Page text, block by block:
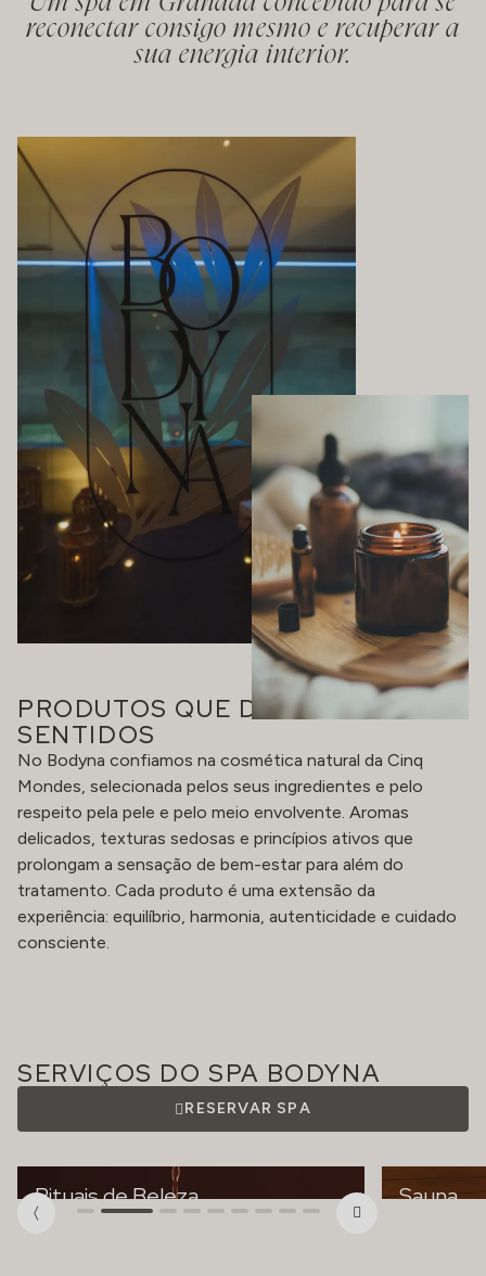
reconectar consigo mesmo e recuperar a
sua energia interior.
PRODUTOS QUE DESPERTAM OS
SENTIDOS
No Bodyna confiamos na cosmética natural da Cinq
Mondes, selecionada pelos seus ingredientes e pelo
respeito pela pele e pelo meio envolvente. Aromas
delicados, texturas sedosas e princípios ativos que
prolongam a sensação de bem-estar para além do
tratamento. Cada produto é uma extensão da
experiência: equilíbrio, harmonia, autenticidade e cuidado
consciente.
SERVIÇOS DO SPA BODYNA
RESERVAR SPA
Rituais de Beleza Sauna